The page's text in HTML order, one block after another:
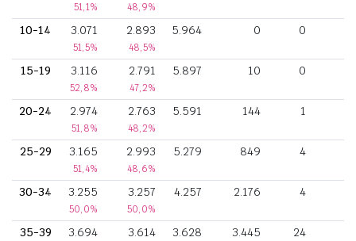
51,1% 48,9%
10-14 3.071
51,5%
2.893
48,5%
5.964 0 0
15-19 3.116
52,8%
2.791
47,2%
5.897 10 0
20-24 2.974
51,8%
2.763
48,2%
5.591 144 1
25-29 3.165
51,4%
2.993
48,6%
5.279 849 4
30-34 3.255
50,0%
3.257
50,0%
4.257 2.176 4
35-39 3.694 3.614 3.628 3.445 24